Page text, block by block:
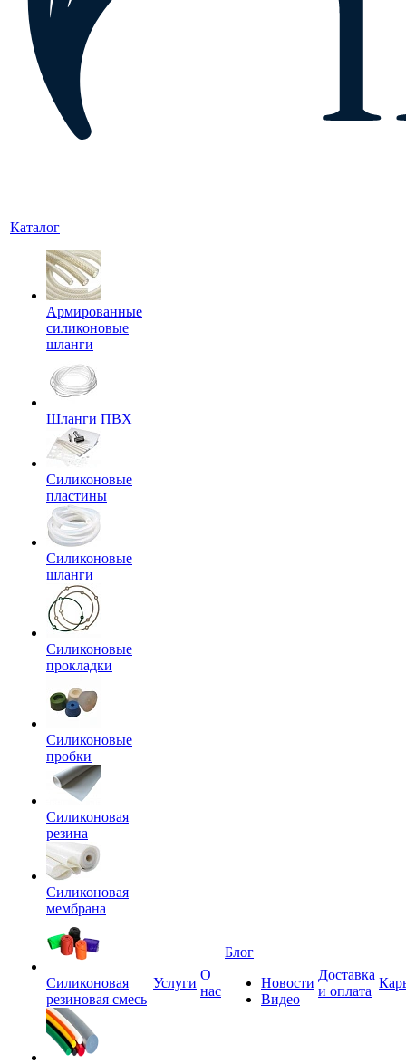
Каталог
Армированные
силиконовые
шланги
Шланги ПВХ
Силиконовые
пластины
Силиконовые
шланги
Силиконовые
прокладки
Силиконовые
пробки
Силиконовая
резина
Силиконовая
мембрана
Силиконовая
резиновая смесь
Услуги
О
нас
Блог
Новости
Видео
Доставка
и оплата